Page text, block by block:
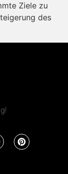
Ziele zu
des